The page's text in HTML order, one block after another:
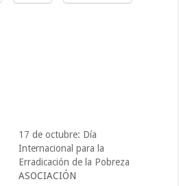
17 de octubre: Día
Internacional para la
Erradicación de la Pobreza
ASOCIACIÓN